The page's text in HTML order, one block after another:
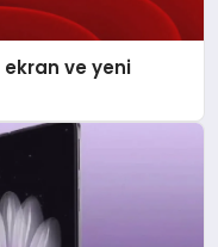
ekran ve yeni